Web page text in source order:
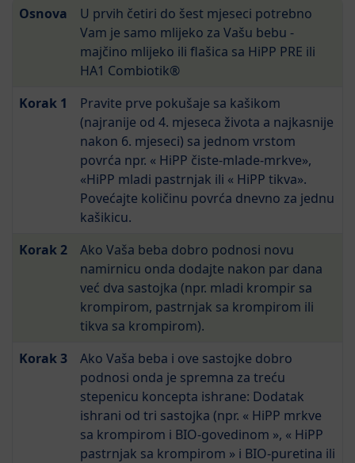
Osnova
U prvih četiri do šest mjeseci potrebno
Vam je samo mlijeko za Vašu bebu -
majčino mlijeko ili flašica sa HiPP PRE ili
HA1 Combiotik®
Korak 1
Pravite prve pokušaje sa kašikom
(najranije od 4. mjeseca života a najkasnije
nakon 6. mjeseci) sa jednom vrstom
povrća npr. « HiPP čiste-mlade-mrkve»,
«HiPP mladi pastrnjak ili « HiPP tikva».
Povećajte količinu povrća dnevno za jednu
kašikicu.
Korak 2
Ako Vaša beba dobro podnosi novu
namirnicu onda dodajte nakon par dana
već dva sastojka (npr. mladi krompir sa
krompirom, pastrnjak sa krompirom ili
tikva sa krompirom).
Korak 3
Ako Vaša beba i ove sastojke dobro
podnosi onda je spremna za treću
stepenicu koncepta ishrane: Dodatak
ishrani od tri sastojka (npr. « HiPP mrkve
sa krompirom i BIO-govedinom », « HiPP
pastrnjak sa krompirom » i BIO-puretina ili